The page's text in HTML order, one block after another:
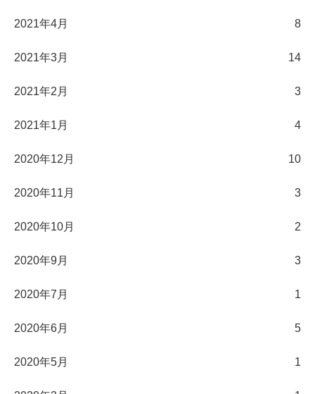
2021年4月 8
2021年3月 14
2021年2月 3
2021年1月 4
2020年12月 10
2020年11月 3
2020年10月 2
2020年9月 3
2020年7月 1
2020年6月 5
2020年5月 1